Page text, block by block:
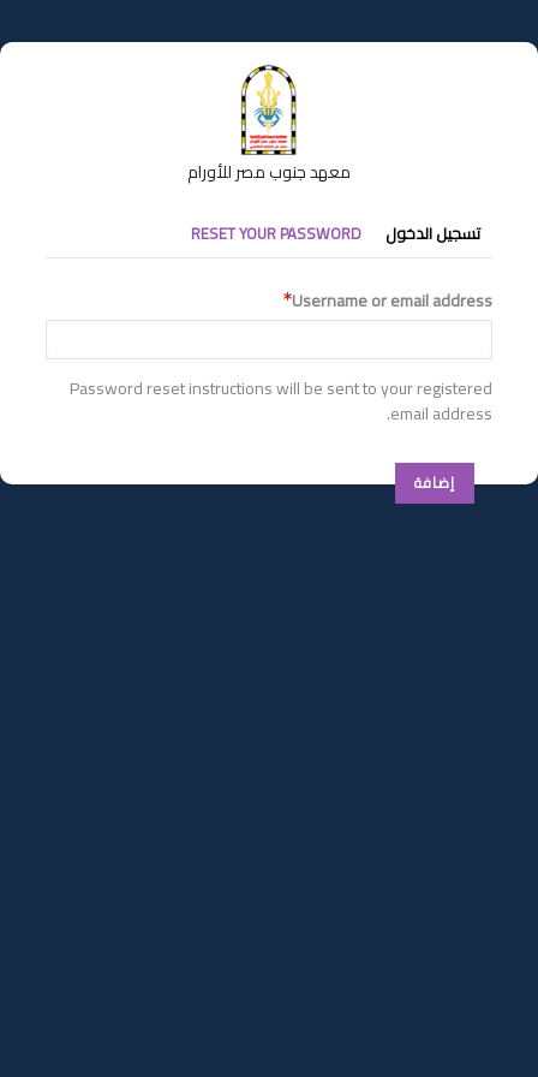
إلى
المحتوى
معهد جنوب مصر للأورام
التبويبات
الأساسية
تسجيل الدخول RESET YOUR PASSWORD
Username or email address
Password reset instructions will be sent to your registered
email address.